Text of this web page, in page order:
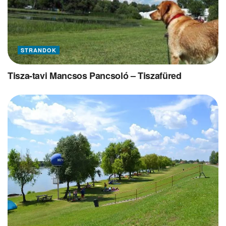
STRANDOK
Tisza-tavi Mancsos Pancsoló – Tiszafüred